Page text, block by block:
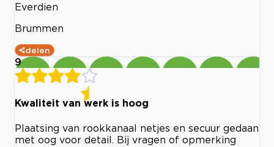
Everdien
Brummen
delen
9
Kwaliteit van werk is hoog
Plaatsing van rookkanaal netjes en secuur gedaan
met oog voor detail. Bij vragen of opmerking